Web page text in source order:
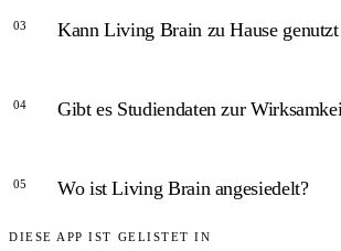
Informationen zur MDR-Klassifizierung
der direkte Kontakt zu Living Brain.
03 Kann Living Brain zu Hause
Nein. Living Brain ist laut
keine Consumer-App.
04 Gibt es Studiendaten zur
Living Brain hat laut einer
einem Peer-reviewed Journal war zum
05 Wo ist Living Brain angesiedelt?
ANTWORT
DIESE APP IST GELISTET IN